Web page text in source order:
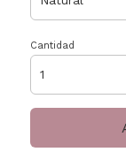
Cantidad